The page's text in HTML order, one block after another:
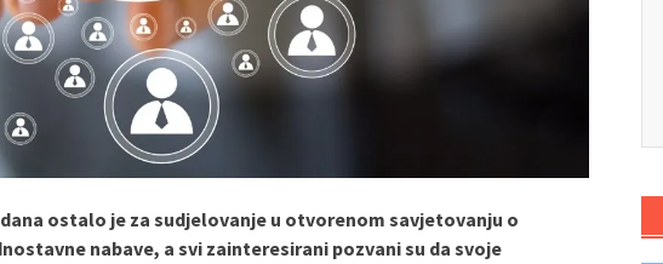
ostalo je za sudjelovanje u otvorenom savjetovanju o
nabave, a svi zainteresirani pozvani su da svoje